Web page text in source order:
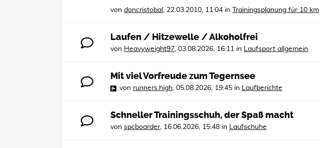
von doncristobal , 22.03.2010, 11:04 in Trainingsplanung für 10 km
Laufen / Hitzewelle / Alkoholfrei
von Heavyweight97, 03.08.2026, 16:11 in Laufsport allgemein
Mit viel Vorfreude zum Tegernsee
von runners.high, 05.08.2026, 19:45 in Laufberichte
Schneller Trainingsschuh, der Spaß macht
von spcboarder, 16.06.2026, 15:48 in Laufschuhe